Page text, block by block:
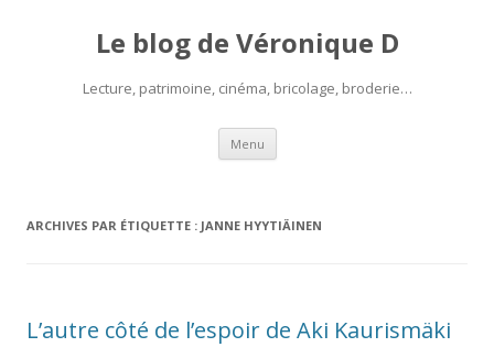
Le blog de Véronique D
Lecture, patrimoine, cinéma, bricolage, broderie…
Menu Aller
contenu
ARCHIVES PAR ÉTIQUETTE : JANNE HYYTIÄINEN
L’autre côté de l’espoir de Aki Kaurismäki